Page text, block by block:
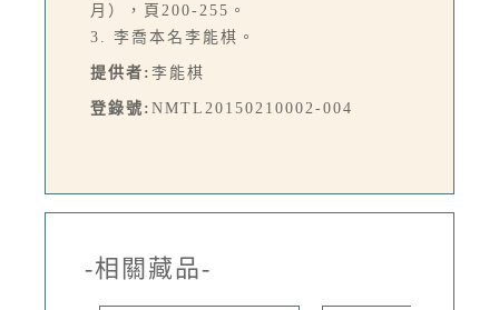
月），頁200-255。
3. 李喬本名李能棋。
提供者: 李能棋
登錄號: NMTL20150210002-004
-相關藏品-